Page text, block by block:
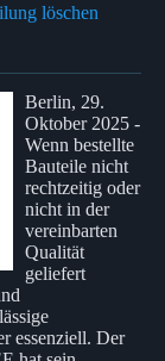
löschen
Berlin, 29.
Oktober 2025 -
Wenn bestellte
Bauteile nicht
rechtzeitig oder
nicht in der
vereinbarten
Qualität
geliefert
essenziell. Der